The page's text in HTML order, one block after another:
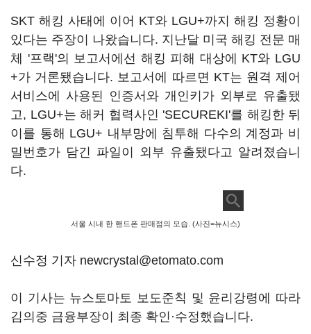
SKT 해킹 사태에 이어 KT와 LGU+까지 해킹 정황이
있다는 주장이 나왔습니다. 지난달 미국 해킹 전문 매
체 '프랙'의 보고서에선 해킹 피해 대상에 KT와 LGU
+가 거론됐습니다. 보고서에 따르면 KT는 원격 제어
서비스에 사용된 인증서와 개인키가 외부로 유출됐
고, LGU+는 해커 협력사인 'SECUREKI'를 해킹한 뒤
이를 통해 LGU+ 내부망에 침투해 다수의 계정과 비
밀번호가 담긴 파일이 외부 유출됐다고 알려졌습니
다.
서울 시내 한 핸드폰 판매점의 모습. (사진=뉴시스)
신수정 기자 newcrystal@etomato.com
이 기사는 뉴스토마토 보도준칙 및 윤리강령에 따라
김의중 금융부장이 최종 확인·수정했습니다.